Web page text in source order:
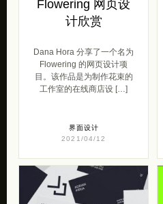
Flowering 网页设
计欣赏
Dana Hora 分享了一个名为
Flowering 的网页设计项
目。该作品是为制作花束的
工作室的在线商店设 […]
界面设计
2021/04/12